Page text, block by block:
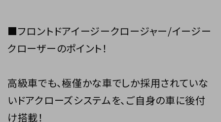
■フロントドアイージークロージャー/イージー
クローザーのポイント！
高級車でも、極僅かな車でしか採用されていな
いドアクローズシステムを、ご自身の車に後付
け搭載！